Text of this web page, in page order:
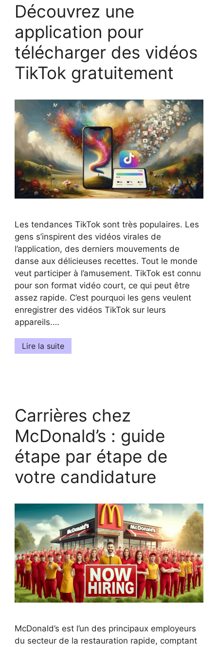
Découvrez une
application pour
télécharger des vidéos
TikTok gratuitement
Les tendances TikTok sont très populaires. Les
gens s’inspirent des vidéos virales de
l’application, des derniers mouvements de
danse aux délicieuses recettes. Tout le monde
veut participer à l’amusement. TikTok est connu
pour son format vidéo court, ce qui peut être
assez rapide. C’est pourquoi les gens veulent
enregistrer des vidéos TikTok sur leurs
appareils.…
Lire la suite
Carrières chez
McDonald’s : guide
étape par étape de
votre candidature
McDonald’s est l’un des principaux employeurs
du secteur de la restauration rapide, comptant